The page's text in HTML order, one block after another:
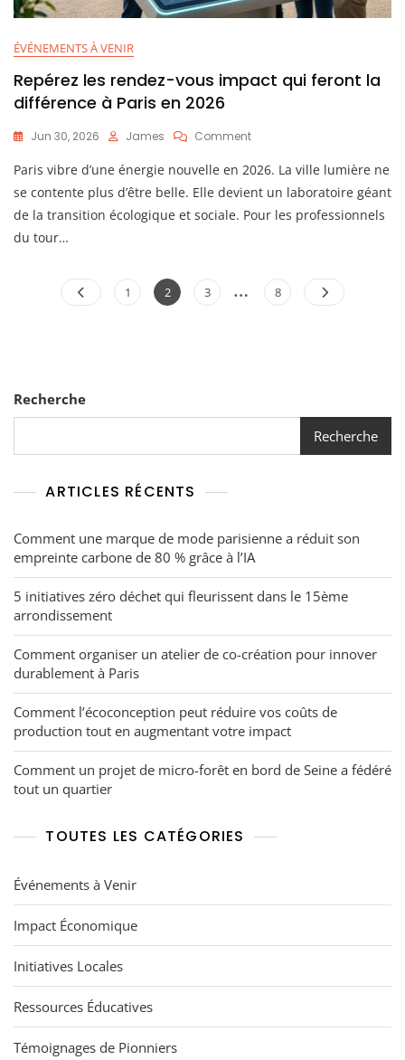
ÉVÉNEMENTS À VENIR
Repérez les rendez-vous impact qui feront la
différence à Paris en 2026
Jun 30, 2026 James CommentOn
Les
Rendez-
Impact
Différence
Paris vibre d’une énergie nouvelle en 2026. La ville lumière ne
se contente plus d’être belle. Elle devient un laboratoire géant
de la transition écologique et sociale. Pour les professionnels
du tour…
Posts
Page
1 Page
2 Page
3 … Page
8
Recherche
Recherche
ARTICLES RÉCENTS
Comment une marque de mode parisienne a réduit son
empreinte carbone de 80 % grâce à l’IA
5 initiatives zéro déchet qui fleurissent dans le 15ème
arrondissement
Comment organiser un atelier de co-création pour innover
durablement à Paris
Comment l’écoconception peut réduire vos coûts de
production tout en augmentant votre impact
Comment un projet de micro-forêt en bord de Seine a fédéré
tout un quartier
TOUTES LES CATÉGORIES
Événements à Venir
Impact Économique
Initiatives Locales
Ressources Éducatives
Témoignages de Pionniers